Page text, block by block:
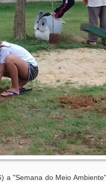
a "Semana do Meio